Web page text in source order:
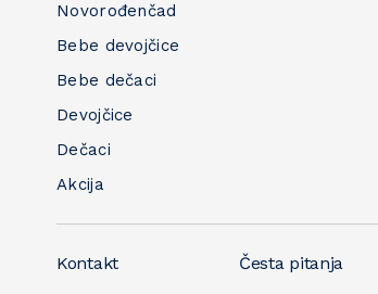
Novorođenčad
Bebe devojčice
Bebe dečaci
Devojčice
Dečaci
Akcija
Kontakt Česta pitanja